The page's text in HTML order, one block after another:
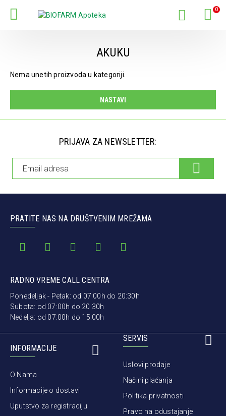
0
AKUKU
Nema unetih proizvoda u kategoriji.
NASTAVI
PRIJAVA ZA NEWSLETTER:
PRATITE NAS NA DRUŠTVENIM MREŽAMA
RADNO VREME CALL CENTRA
Ponedeljak - Petak: od 07:00h do 20:30h
Subota: od 07:00h do 20:30h
Nedelja: od 07:00h do 15:00h
INFORMACIJE
O Nama
Informacije o dostavi
Uputstvo za registraciju
SERVIS
Uslovi prodaje
Načini plaćanja
Politika privatnosti
Pravo na odustajanje